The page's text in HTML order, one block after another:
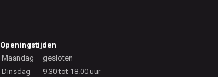
Openingstijden
Maandag
gesloten
Dinsdag
9.30 tot 18.00 uur